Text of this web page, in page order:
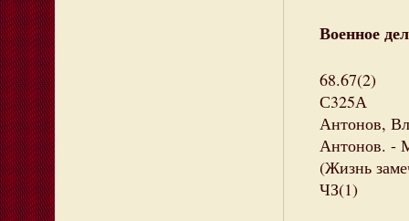
Военное
68.67(2)
С325А
Антонов,
Антонов. -
(Жизнь
ЧЗ(1)